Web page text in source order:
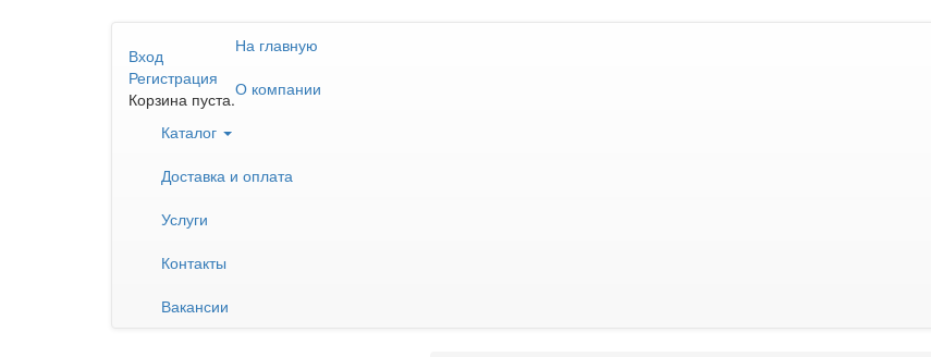
Вход
Регистрация
Корзина пуста.
На главную
О компании
Каталог
Доставка и оплата
Услуги
Контакты
Вакансии